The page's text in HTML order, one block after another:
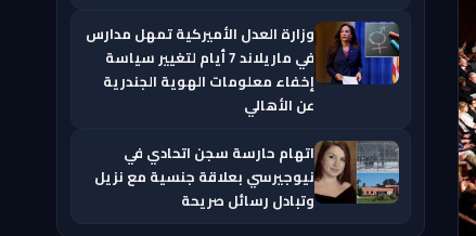
وزارة العدل الأميركية تمهل مدارس
في ماريلاند 7 أيام لتغيير سياسة
إخفاء معلومات الهوية الجندرية
عن الأهالي
اتهام حارسة سجن اتحادي في
نيوجيرسي بعلاقة جنسية مع نزيل
وتبادل رسائل صريحة